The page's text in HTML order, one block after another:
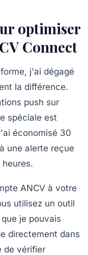
optimiser
Connect
j'ai dégagé
la différence.
push sur
spéciale est
économisé 30
une alerte reçue
ANCV à votre
utilisez un outil
je pouvais
directement dans
de vérifier